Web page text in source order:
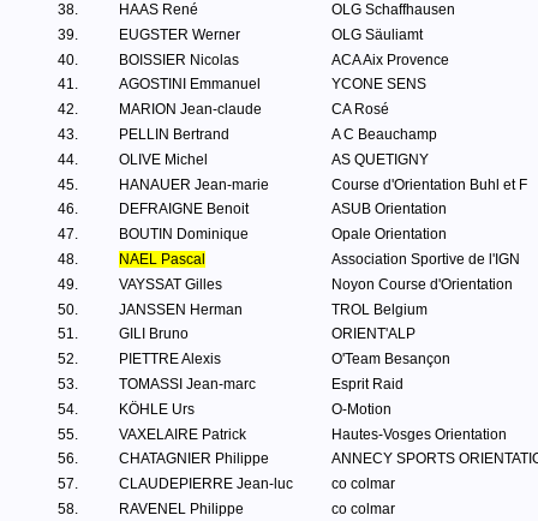
38.
HAAS René
OLG Schaffhausen
39.
EUGSTER Werner
OLG Säuliamt
40.
BOISSIER Nicolas
ACA Aix Provence
41.
AGOSTINI Emmanuel
YCONE SENS
42.
MARION Jean-claude
CA Rosé
43.
PELLIN Bertrand
A C Beauchamp
44.
OLIVE Michel
AS QUETIGNY
45.
HANAUER Jean-marie
Course d'Orientation Buhl et F
46.
DEFRAIGNE Benoit
ASUB Orientation
47.
BOUTIN Dominique
Opale Orientation
48.
NAEL Pascal
Association Sportive de l'IGN
49.
VAYSSAT Gilles
Noyon Course d'Orientation
50.
JANSSEN Herman
TROL Belgium
51.
GILI Bruno
ORIENT'ALP
52.
PIETTRE Alexis
O'Team Besançon
53.
TOMASSI Jean-marc
Esprit Raid
54.
KÖHLE Urs
O-Motion
55.
VAXELAIRE Patrick
Hautes-Vosges Orientation
56.
CHATAGNIER Philippe
ANNECY SPORTS
57.
CLAUDEPIERRE Jean-luc
co colmar
58.
RAVENEL Philippe co colmar